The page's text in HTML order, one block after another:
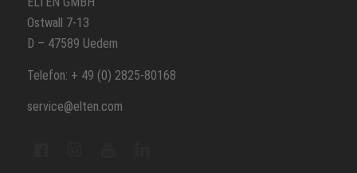
Ostwall 7-13
D – 47589 Uedem
Telefon: + 49 (0) 2825-80168
service@elten.com